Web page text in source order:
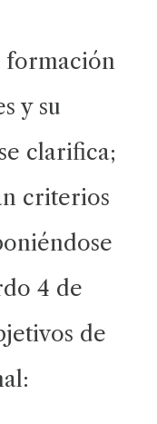
formación
y su
clarifica;
criterios
4 de
de